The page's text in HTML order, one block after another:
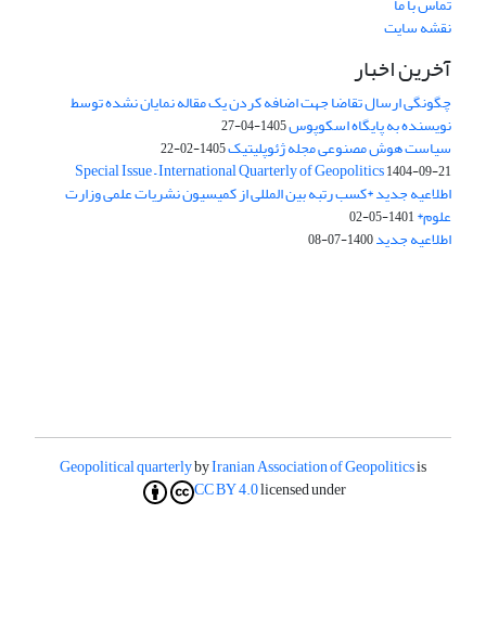
نقشه سایت
آخرین اخبار
چگونگی ارسال تقاضا جهت اضافه کردن یک مقاله نمایان نشده توسط
نویسنده به پایگاه اسکوپوس1405-04-27
سیاست هوش مصنوعی مجله ژئوپلیتیک1405-02-22
Special Issue – International Quarterly of Geopolitics1404-09-21
اطلاعیه جدید *کسب رتبه بین المللی از کمیسیون نشریات علمی وزارت
علوم*1401-05-02
اطلاعیه جدید1400-07-08
Geopolitical quarterlybyIranian Association of Geopoliticsis
licensed under
CC BY 4.0